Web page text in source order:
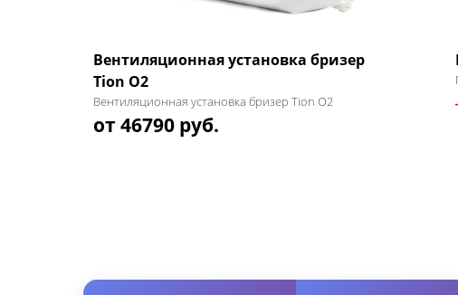
Вентиляционная установка бризер
Tion O2
Вентиляционная установка бризер Tion O2
от 46790 руб.